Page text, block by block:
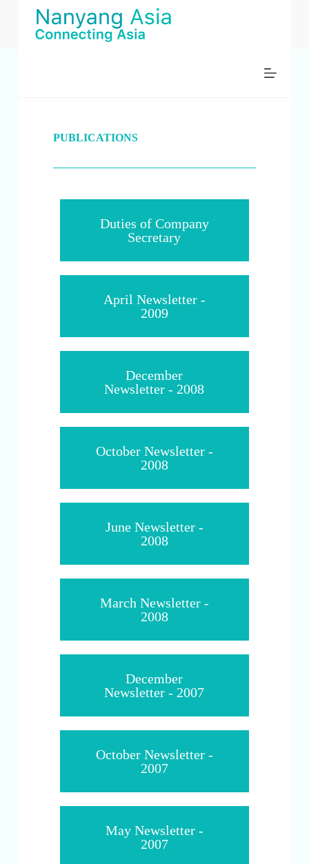
PUBLICATIONS
Duties of Company
Secretary
April Newsletter -
2009
December
Newsletter - 2008
October Newsletter -
2008
June Newsletter -
2008
March Newsletter -
2008
December
Newsletter - 2007
October Newsletter -
2007
May Newsletter -
2007